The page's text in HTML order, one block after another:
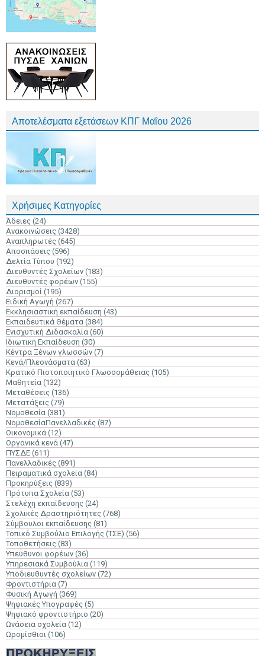
Αποτελέσματα εξετάσεων ΚΠΓ Μαΐου 2026
Χρήσιμες Κατηγορίες
Άδειες (24)
Ανακοινώσεις (3428)
Αναπληρωτές (645)
Αποσπάσεις (596)
Δελτία Τύπου (192)
Διευθυντές Σχολείων (183)
Διευθυντές φορέων (155)
Διορισμοί (195)
Ειδική Αγωγή (267)
Εκκλησιαστική εκπαίδευση (43)
Εκπαιδευτικά Θέματα (384)
Ενισχυτική Διδασκαλία (60)
Ιδιωτική Εκπαίδευση (30)
Κέντρα Ξένων γλωσσών (7)
Κενά/Πλεονάσματα (63)
Κρατικό Πιστοποιητικό Γλωσσομάθειας (105)
Μαθητεία (132)
Μεταθέσεις (136)
Μετατάξεις (79)
Νομοθεσία (381)
ΝομοθεσίαΠανελλαδικές (87)
Οικονομικά (12)
Οργανικά κενά (47)
ΠΥΣΔΕ (611)
Πανελλαδικές (891)
Πειραματικά σχολεία (84)
Προκηρύξεις (839)
Πρότυπα Σχολεία (53)
Στελέχη εκπαίδευσης (24)
Σχολικές Δραστηριότητες (768)
Σύμβουλοι εκπαίδευσης (81)
Τοπικό Συμβούλιο Επιλογής (ΤΣΕ) (56)
Τοποθετήσεις (83)
Υπεύθυνοι φορέων (36)
Υπηρεσιακά Συμβούλια (119)
Υποδιευθυντές σχολείων (72)
Φροντιστήρια (7)
Φυσική Αγωγή (369)
Ψηφιακές Υπογραφές (5)
Ψηφιακό φροντιστήριο (20)
Ωνάσεια σχολεία (12)
Ωρομίσθιοι (106)